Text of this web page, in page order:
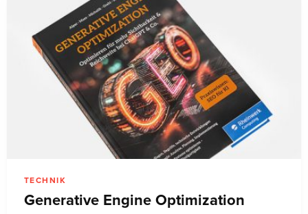
TECHNIK
Generative Engine Optimization